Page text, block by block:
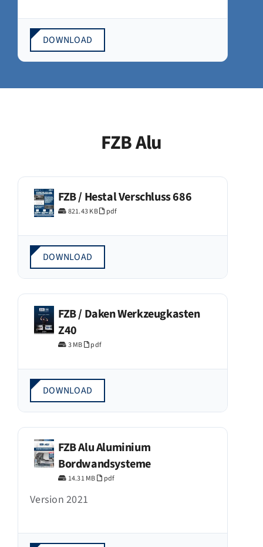
DOWNLOAD
FZB Alu
FZB / Hestal Verschluss 686
821.43 KB pdf
DOWNLOAD
FZB / Daken Werkzeugkasten
Z40
3 MB pdf
DOWNLOAD
FZB Alu Aluminium
Bordwandsysteme
14.31 MB pdf
Version 2021